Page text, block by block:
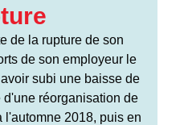
de la rupture de son
de son employeur le
subi une baisse de
réorganisation de
l'automne 2018, puis en